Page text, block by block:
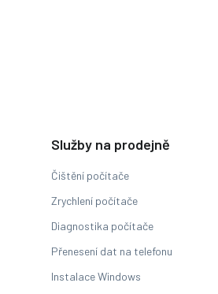
Služby na prodejně
Čištění počítače
Zrychlení počítače
Diagnostika počítače
Přenesení dat na telefonu
Instalace Windows